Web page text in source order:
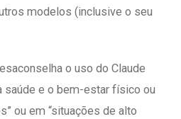
modelos (inclusive o seu
o uso do Claude
saúde e o bem-estar físico ou
ou em “situações de alto